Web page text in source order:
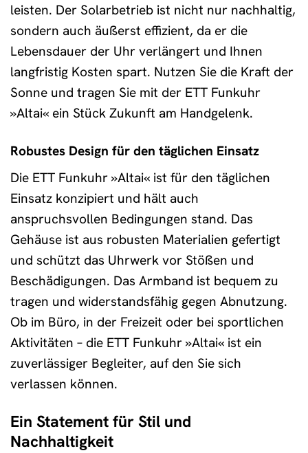
leisten. Der Solarbetrieb ist nicht nur nachhaltig,
sondern auch äußerst effizient, da er die
Lebensdauer der Uhr verlängert und Ihnen
langfristig Kosten spart. Nutzen Sie die Kraft der
Sonne und tragen Sie mit der ETT Funkuhr
»Altai« ein Stück Zukunft am Handgelenk.
Robustes Design für den täglichen Einsatz
Die ETT Funkuhr »Altai« ist für den täglichen
Einsatz konzipiert und hält auch
anspruchsvollen Bedingungen stand. Das
Gehäuse ist aus robusten Materialien gefertigt
und schützt das Uhrwerk vor Stößen und
Beschädigungen. Das Armband ist bequem zu
tragen und widerstandsfähig gegen Abnutzung.
Ob im Büro, in der Freizeit oder bei sportlichen
Aktivitäten – die ETT Funkuhr »Altai« ist ein
zuverlässiger Begleiter, auf den Sie sich
verlassen können.
Ein Statement für Stil und
Nachhaltigkeit